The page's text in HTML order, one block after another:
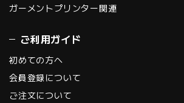
ガーメントプリンター関連
ご利用ガイド
初めての方へ
会員登録について
ご注文について